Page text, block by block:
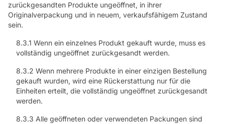
zurückgesandten Produkte ungeöffnet, in ihrer
Originalverpackung und in neuem, verkaufsfähigem Zustand
sein.
8.3.1 Wenn ein einzelnes Produkt gekauft wurde, muss es
vollständig ungeöffnet zurückgesandt werden.
8.3.2 Wenn mehrere Produkte in einer einzigen Bestellung
gekauft wurden, wird eine Rückerstattung nur für die
Einheiten erteilt, die vollständig ungeöffnet zurückgesandt
werden.
8.3.3 Alle geöffneten oder verwendeten Packungen sind